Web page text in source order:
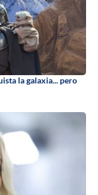
la galaxia... pero